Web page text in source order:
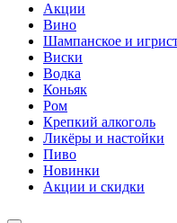
Акции
Вино
Шампанское и
Виски
Водка
Коньяк
Ром
Крепкий алкоголь
Ликёры и настойки
Пиво
Новинки
Акции и скидки